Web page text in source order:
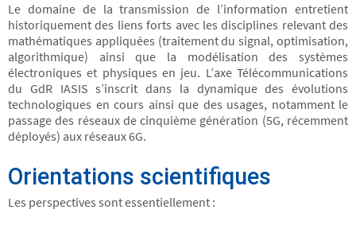
Le domaine de la transmission de l’information entretient
historiquement des liens forts avec les disciplines relevant des
mathématiques appliquées (traitement du signal, optimisation,
algorithmique) ainsi que la modélisation des systèmes
électroniques et physiques en jeu. L’axe Télécommunications
du GdR IASIS s’inscrit dans la dynamique des évolutions
technologiques en cours ainsi que des usages, notamment le
passage des réseaux de cinquième génération (5G, récemment
déployés) aux réseaux 6G.
Orientations scientifiques
Les perspectives sont essentiellement :